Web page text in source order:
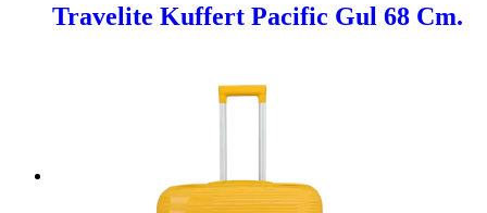
Travelite Kuffert Pacific Gul 68 Cm.